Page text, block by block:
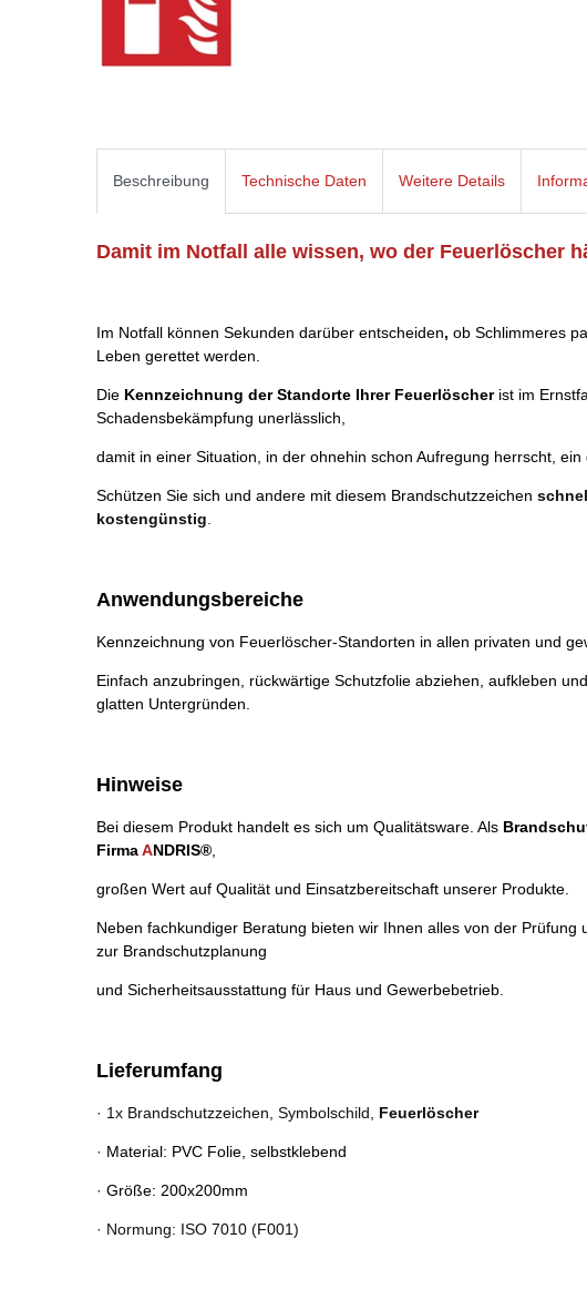
Beschreibung Technische Daten Weitere Details
Damit im Notfall alle wissen, wo der Feuerlöscher
Im Notfall können Sekunden darüber entscheiden, ob Schlimmeres
Leben gerettet werden.
Die Kennzeichnung der Standorte Ihrer Feuerlöscherist im
Schadensbekämpfung unerlässlich,
damit in einer Situation, in der ohnehin schon Aufregung herrscht, ein
Schützen Sie sich und andere mit diesem Brandschutzzeichen
kostengünstig
Anwendungsbereiche
Kennzeichnung von Feuerlöscher-Standorten in allen privaten und
Einfach anzubringen, rückwärtige Schutzfolie abziehen, aufkleben
glatten Untergründen.
Hinweise
Bei diesem Produkt handelt es sich um Qualitätsware. Als
FirmaANDRIS®
großen Wert auf Qualität und Einsatzbereitschaft unserer Produkte.
Neben fachkundiger Beratung bieten wir Ihnen alles von der Prüfung
zur Brandschutzplanung
und Sicherheitsausstattung für Haus und Gewerbebetrieb.
Lieferumfang
· 1x Brandschutzzeichen, Symbolschild, Feuerlöscher
· Material: PVC Folie, selbstklebend
· Größe: 200x200mm
· Normung: ISO 7010 (F001)